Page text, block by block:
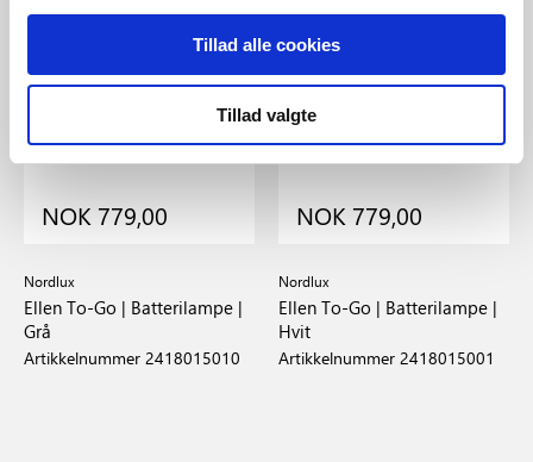
Tillad alle cookies
Tillad valgte
NOK 779,00
Nordlux
Ellen To-Go | Batterilampe |
Grå
Artikkelnummer 2418015010
NOK 779,00
Nordlux
Ellen To-Go | Batterilampe |
Hvit
Artikkelnummer 2418015001